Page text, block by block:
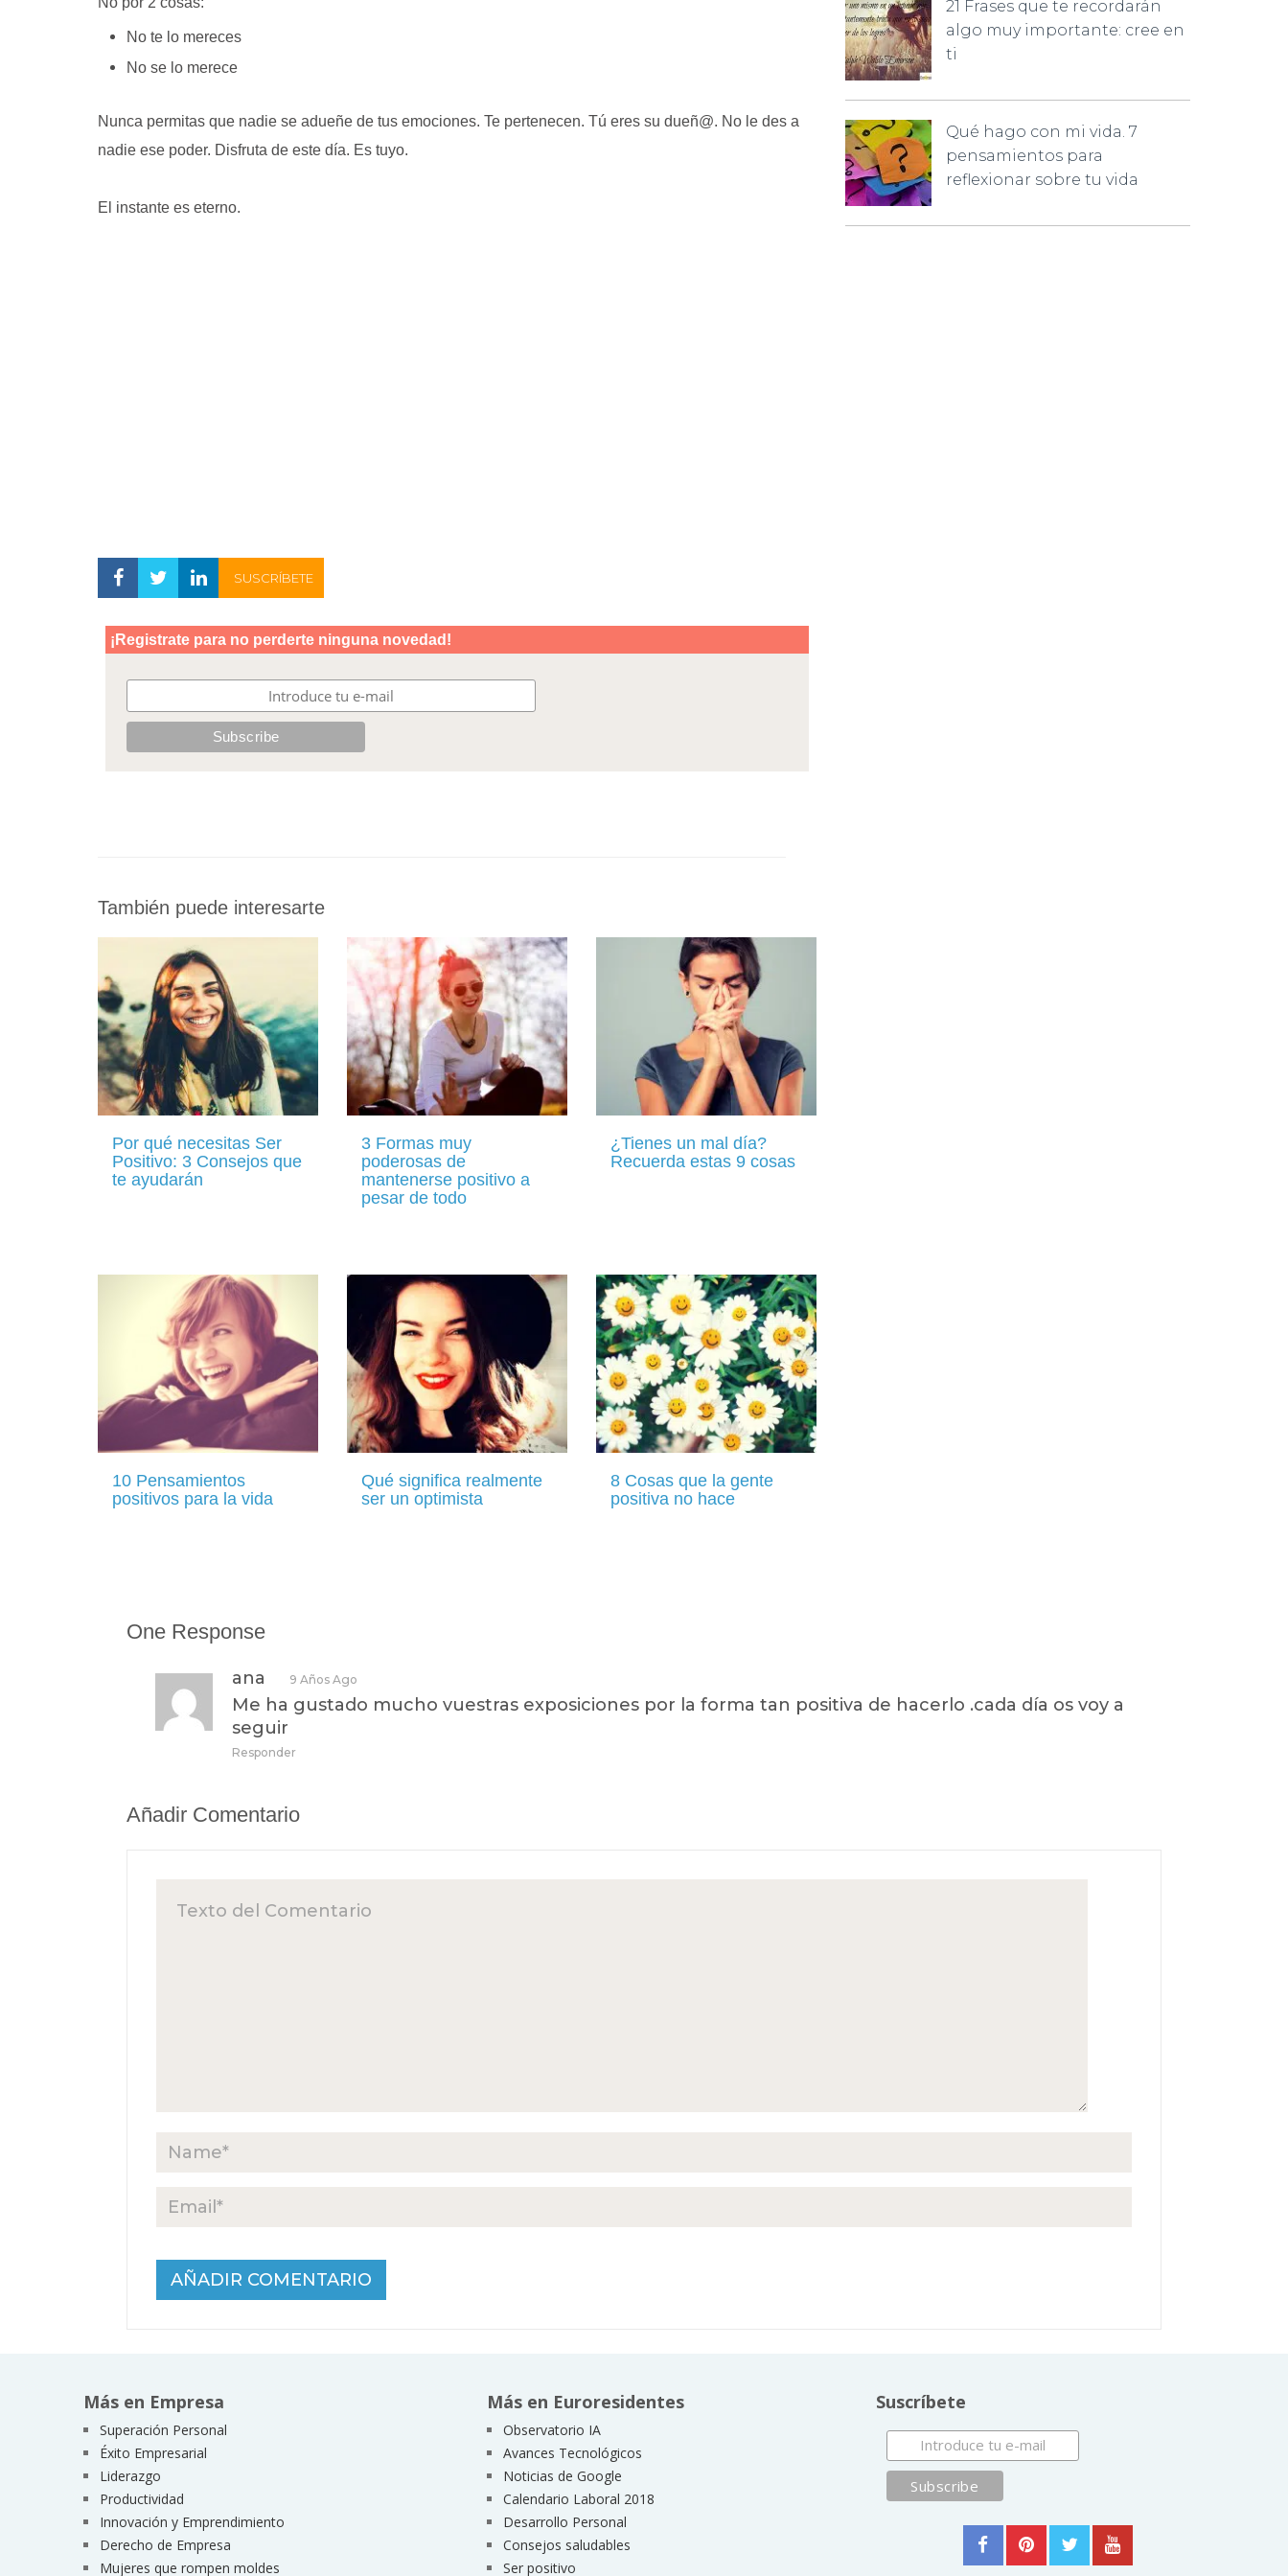
No te lo mereces
No se lo merece
Nunca permitas que nadie se adueñe de tus emociones. Te pertenecen. Tú eres su dueñ@. No le des a
nadie ese poder. Disfruta de este día. Es tuyo.
El instante es eterno.
SUSCRÍBETE
También puede interesarte
Por qué necesitas Ser
Positivo: 3 Consejos que
te ayudarán
3 Formas muy
poderosas de
mantenerse positivo a
pesar de todo
¿Tienes un mal día?
Recuerda estas 9 cosas
10 Pensamientos
positivos para la vida
Qué significa realmente
ser un optimista
8 Cosas que la gente
positiva no hace
21 Frases que te recordarán
algo muy importante: cree en
ti
Qué hago con mi vida. 7
pensamientos para
reflexionar sobre tu vida
One Response
ana 9 Años Ago
Me ha gustado mucho vuestras exposiciones por la forma tan positiva de hacerlo .cada día os voy a
seguir
Responder
Añadir Comentario
Más en Empresa
Superación Personal
Éxito Empresarial
Liderazgo
Productividad
Innovación y Emprendimiento
Derecho de Empresa
Mujeres que rompen moldes
Más en Euroresidentes
Observatorio IA
Avances Tecnológicos
Noticias de Google
Calendario Laboral 2018
Desarrollo Personal
Consejos saludables
Ser positivo
Suscríbete